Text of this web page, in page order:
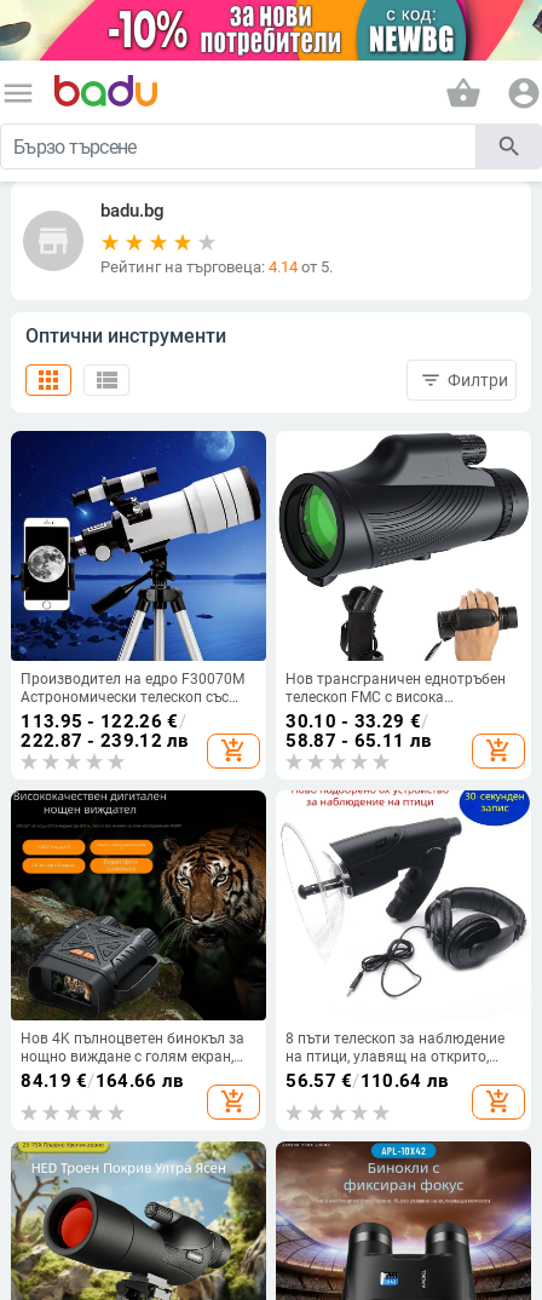
menu shopping_basket account_circle
search
store
badu.bg
Рейтинг на търговеца: 4.14от 5.
Оптични инструменти
view_list
apps filter_list Филтри
Производител на едро F30070M
Астрономически телескоп със
Star Finder High-Definition High-
Power Монокуляр Детски
студентски очила
113.95 - 122.26 €/
222.87 - 239.12 лв
add_shopping_cart
Нов трансграничен еднотръбен
телескоп FMC с висока
разделителна способност 10 м,
преносим ръчен компактен
телескоп за наблюдение на
птици за външна употреба
30.10 - 33.29 €/
58.87 - 65.11 лв
add_shopping_cart
Нов 4K пълноцветен бинокъл за
нощно виждане с голям екран,
ултрависока разделителна
способност, инфрачервен
външен цифров телескоп за
и слаба светлина
84.19 €/164.66 лв
add_shopping_cart
8 пъти телескоп за наблюдение
на птици, улавящ на открито,
колектор за звуци от диви
животни, слушател на птици,
монокулярен телескоп
56.57 €/110.64 лв
add_shopping_cart